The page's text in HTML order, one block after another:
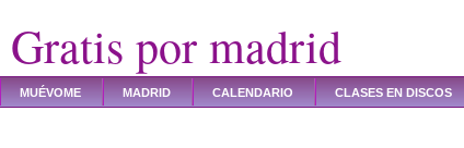
Gratis por madrid
MUÉVOME MADRID CALENDARIO CLASES EN DISCOS